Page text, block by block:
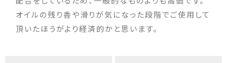
オイルの残り香や滑りが気になった段階でご使用して
頂いたほうがより経済的かと思います。